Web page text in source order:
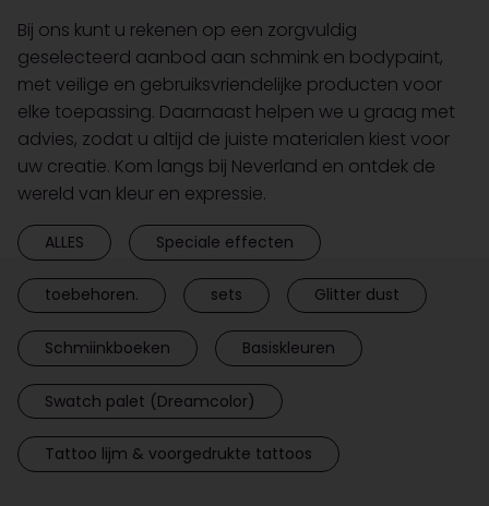
Bij ons kunt u rekenen op een zorgvuldig
geselecteerd aanbod aan schmink en bodypaint,
met veilige en gebruiksvriendelijke producten voor
elke toepassing. Daarnaast helpen we u graag met
advies, zodat u altijd de juiste materialen kiest voor
uw creatie. Kom langs bij Neverland en ontdek de
wereld van kleur en expressie.
ALLES Speciale effecten
toebehoren. sets Glitter dust
Schmiinkboeken Basiskleuren
Swatch palet (Dreamcolor)
Tattoo lijm & voorgedrukte tattoos